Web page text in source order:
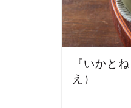
『いかと
え）